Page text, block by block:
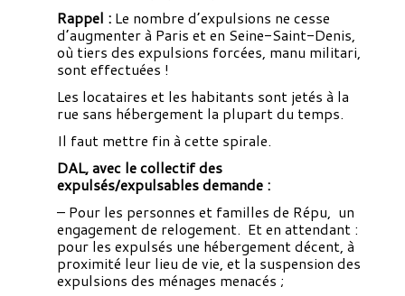
Rappel : Le nombre d’expulsions ne cesse
d’augmenter à Paris et en Seine-Saint-Denis,
où tiers des expulsions forcées, manu militari,
sont effectuées !
Les locataires et les habitants sont jetés à la
rue sans hébergement la plupart du temps.
Il faut mettre fin à cette spirale.
DAL, avec le collectif des
expulsés/expulsables demande :
– Pour les personnes et familles de Répu, un
engagement de relogement. Et en attendant :
pour les expulsés une hébergement décent, à
proximité leur lieu de vie, et la suspension des
expulsions des ménages menacés ;